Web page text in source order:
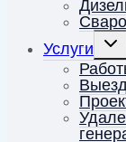
Услуги
меню